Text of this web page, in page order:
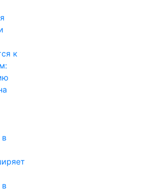
к
в
в